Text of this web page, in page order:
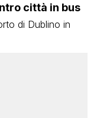
città in bus
di Dublino in